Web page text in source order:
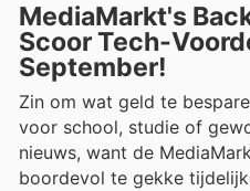
MediaMarkt's
Scoor Tech-
September!
Zin om wat geld te
voor school, studie of
nieuws, want de
boordevol te gekke